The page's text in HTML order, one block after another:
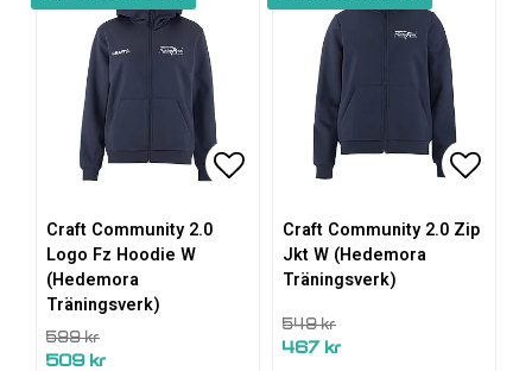
Lägg till i favoritlistan
Craft Community 2.0
Logo Fz Hoodie W
(Hedemora
Träningsverk)
599 kr
509 kr
Craft Community 2.0 Zip
Jkt W (Hedemora
Träningsverk)
549 kr
467 kr